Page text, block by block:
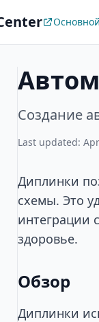
Создание
Last updated:
Диплинки
схемы. Это
интеграции
здоровье.
Обзор
Диплинки